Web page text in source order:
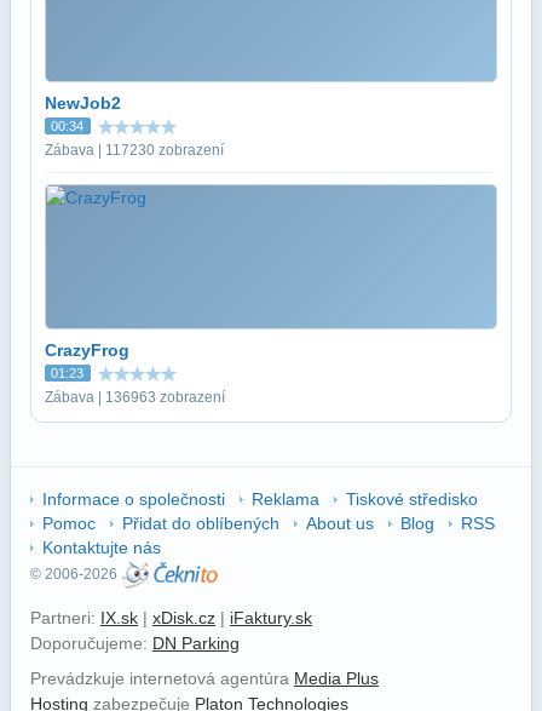
NewJob2
00:34
Zábava | 117230 zobrazení
CrazyFrog
01:23
Zábava | 136963 zobrazení
Informace o společnosti Reklama
Tiskové středisko
Pomoc
Přidat do oblíbených About us Blog
RSS
Kontaktujte nás
© 2006-2026
Partneri: IX.sk | xDisk.cz | iFaktury.sk
Doporučujeme: DN Parking
Prevádzkuje internetová agentúra Media Plus
Hosting zabezpečuje Platon Technologies